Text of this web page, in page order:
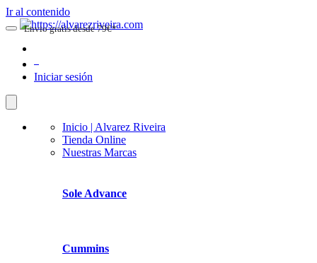
Ir al contenido
Iniciar sesión
Inicio | Alvarez Riveira
Tienda Online
Nuestras Marcas
Sole Advance
Cummins
Envio gratis desde 79€*